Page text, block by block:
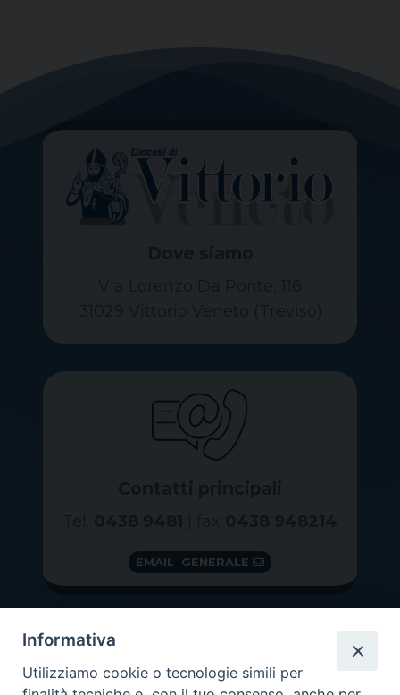
EMAIL GENERALE
Informativa
Utilizziamo cookie o tecnologie simili per